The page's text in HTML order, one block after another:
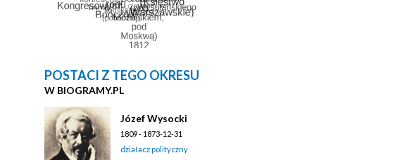
POSTACI Z TEGO OKRESU
W BIOGRAMY.PL
Józef Wysocki
1809 - 1873-12-31
działacz polityczny